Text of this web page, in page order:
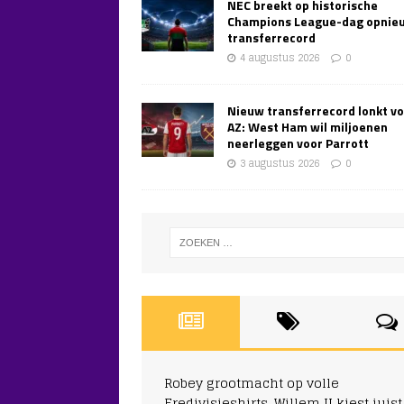
NEC breekt op historische
Champions League-dag
transferrecord
4 augustus 2026 0
Nieuw transferrecord lonkt
AZ: West Ham wil miljoenen
neerleggen voor Parrott
3 augustus 2026 0
Robey grootmacht op volle